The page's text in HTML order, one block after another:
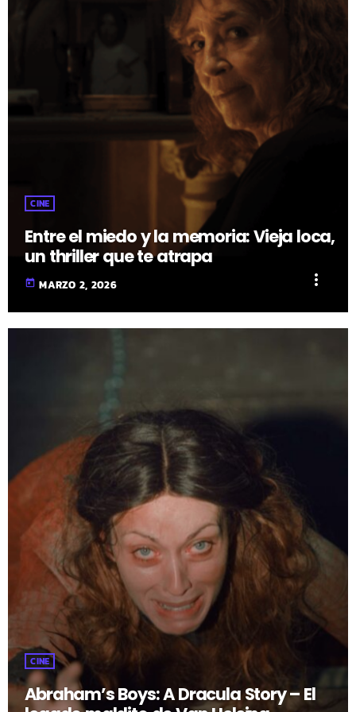
CINE
Entre el miedo y la memoria: Vieja loca,
un thriller que te atrapa
today MARZO 2, 2026 more_vert
CINE
Abraham’s Boys: A Dracula Story – El